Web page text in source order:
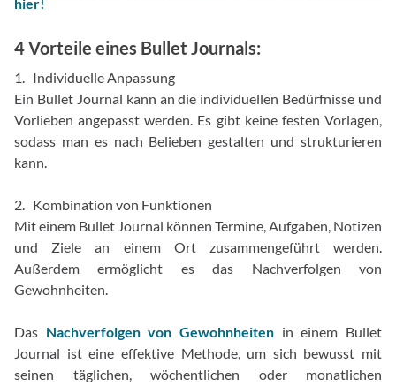
4 Vorteile eines Bullet Journals:
1. Individuelle Anpassung
Ein Bullet Journal kann an die individuellen Bedürfnisse und
Vorlieben angepasst werden. Es gibt keine festen Vorlagen,
sodass man es nach Belieben gestalten und strukturieren
kann.
2. Kombination von Funktionen
Mit einem Bullet Journal können Termine, Aufgaben, Notizen
und Ziele an einem Ort zusammengeführt werden.
Außerdem ermöglicht es das Nachverfolgen von
Gewohnheiten.
Das Nachverfolgen von Gewohnheiten in einem Bullet
Journal ist eine effektive Methode, um sich bewusst mit
seinen täglichen, wöchentlichen oder monatlichen